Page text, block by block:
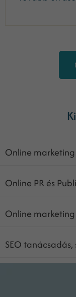
Online
Online PR és
Online
SEO